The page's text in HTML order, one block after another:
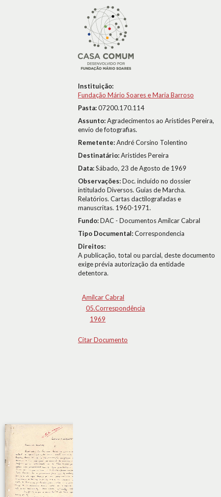
Instituição:
Fundação Mário Soares e Maria Barroso
Pasta:07200.170.114
Assunto:Agradecimentos ao Aristides Pereira,
envio de fotografias.
Remetente:André Corsino Tolentino
Destinatário:Aristides Pereira
Data:Sábado, 23 de Agosto de 1969
Observações:Doc. incluído no dossier
intitulado Diversos. Guias de Marcha.
Relatórios. Cartas dactilografadas e
manuscritas. 1960-1971.
Fundo:DAC - Documentos Amílcar Cabral
Tipo Documental:Correspondencia
Direitos:
A publicação, total ou parcial, deste documento
exige prévia autorização da entidade
detentora.
Amílcar Cabral
05.Correspondência
1969
Citar Documento